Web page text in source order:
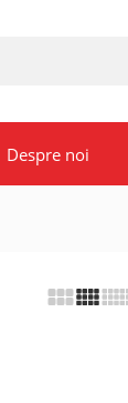
Despre noi